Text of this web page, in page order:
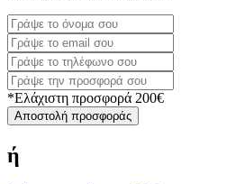
*Ελάχιστη προσφορά 200€
Αποστολή προσφοράς
ή